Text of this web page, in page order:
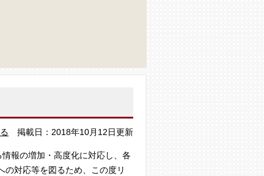
掲載日：2018年10月12日更新
報の増加・高度化に対応し、各
対応等を図るため、この度リ